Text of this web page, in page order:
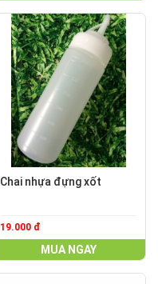
Chai nhựa đựng xốt
19.000 đ
MUA NGAY